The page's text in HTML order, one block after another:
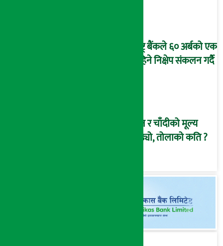
राष्ट्र बैंकले ६० अर्बको एक
महिने निक्षेप संकलन गर्दै
सुन र चाँदीको मूल्य
बढ्यो, तोलाको कति ?